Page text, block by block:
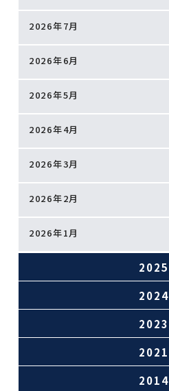
2026年7月
2026年6月
2026年5月
2026年4月
2026年3月
2026年2月
2026年1月
2025
2024
2023
2021
2014